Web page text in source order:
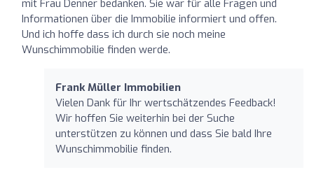
mit Frau Denner bedanken. Sie war für alle Fragen und
Informationen über die Immobilie informiert und offen.
Und ich hoffe dass ich durch sie noch meine
Wunschimmobilie finden werde.
Frank Müller Immobilien
Vielen Dank für Ihr wertschätzendes Feedback!
Wir hoffen Sie weiterhin bei der Suche
unterstützen zu können und dass Sie bald Ihre
Wunschimmobilie finden.